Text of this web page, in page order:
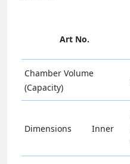
Art No.
Chamber Volume
(Capacity)
Dimensions Inner